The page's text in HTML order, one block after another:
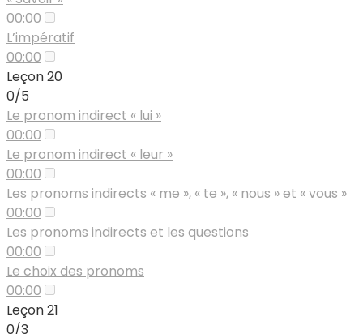
00:00
L’impératif
00:00
Leçon 20
0/5
Le pronom indirect « lui »
00:00
Le pronom indirect « leur »
00:00
Les pronoms indirects « me », « te », « nous » et « vous »
00:00
Les pronoms indirects et les questions
00:00
Le choix des pronoms
00:00
Leçon 21
0/3